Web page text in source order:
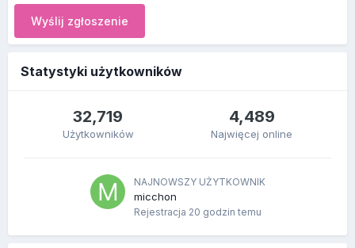
Wyślij zgłoszenie
Statystyki użytkowników
32,719
Użytkowników
4,489
Najwięcej online
NAJNOWSZY UŻYTKOWNIK
micchon
Rejestracja 20 godzin temu